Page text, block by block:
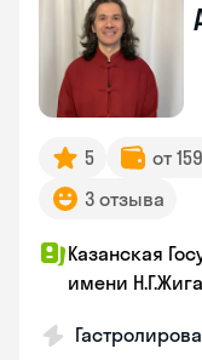
5 от
3 отзыва
Казанская
имени